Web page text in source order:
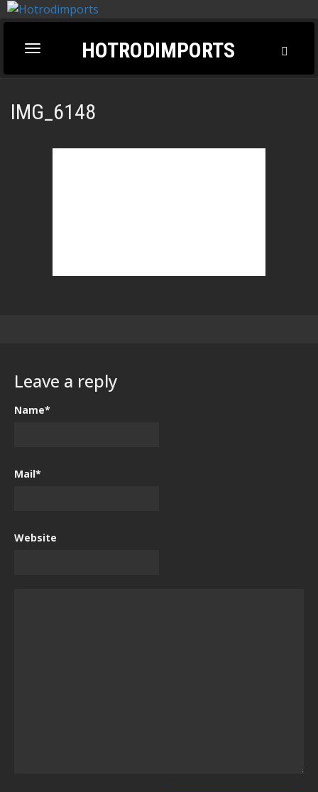
Toggle
navigation
HOTRODIMPORTS
IMG_6148
Leave a reply
Name*
Mail*
Website